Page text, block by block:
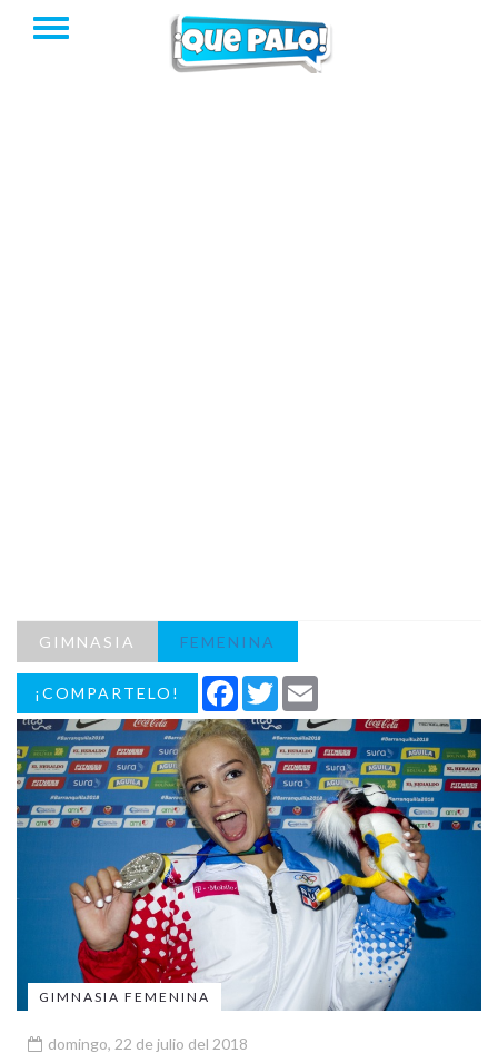
GIMNASIA FEMENINA
¡COMPARTELO! Facebook
Twitter
GIMNASIA FEMENINA
domingo, 22 de julio del 2018